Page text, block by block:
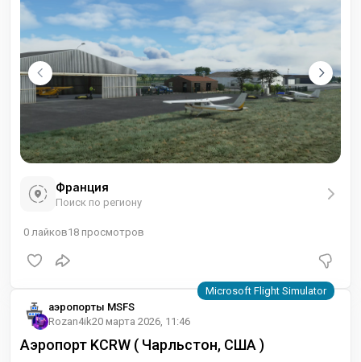
полетов (VFR) вблизи французского побережья.
Франция
Поиск по региону
0 лайков18 просмотров
аэропорты MSFS
Rozan4ik20 марта 2026, 11:46
Аэропорт KCRW ( Чарльстон, США )